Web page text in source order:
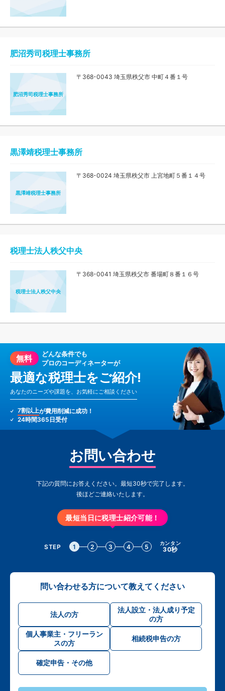
肥沼秀司税理士事務所
肥沼秀司税理士事務所
〒368-0043 埼玉県秩父市 中町４番１号
黒澤靖税理士事務所
黒澤靖税理士事務所
〒368-0024 埼玉県秩父市 上宮地町５番１４号
税理士法人秩父中央
税理士法人秩父中央
〒368-0041 埼玉県秩父市 番場町８番１６号
無料
どんな条件でも
プロのコーディネーターが
最適な税理士をご紹介!
あなたのニーズや課題を、お気軽にご相談ください
7割以上が費用削減に成功！
24時間365日受付
お問い合わせ
下記の質問にお答えください。最短30秒で完了します。
後ほどご連絡いたします。
最短当日に税理士紹介可能！
STEP 1 2 3 4 5 カンタン
30秒
問い合わせる方について教えてください
法人の方
法人設立・法人成り予定
の方
個人事業主・フリーラン
スの方
相続税申告の方
確定申告・その他